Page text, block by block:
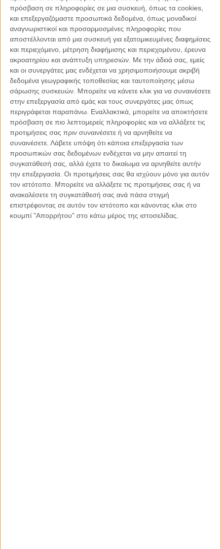
πρόσβαση σε πληροφορίες σε μια συσκευή, όπως τα cookies,
και επεξεργαζόμαστε προσωπικά δεδομένα, όπως μοναδικοί
αναγνωριστικοί και προσαρμοσμένες πληροφορίες που
αποστέλλονται από μια συσκευή για εξατομικευμένες διαφημίσεις
και περιεχόμενο, μέτρηση διαφήμισης και περιεχομένου, έρευνα
ακροατηρίου και ανάπτυξη υπηρεσιών. Με την άδειά σας, εμείς
και οι συνεργάτες μας ενδέχεται να χρησιμοποιήσουμε ακριβή
δεδομένα γεωγραφικής τοποθεσίας και ταυτοποίησης μέσω
σάρωσης συσκευών. Μπορείτε να κάνετε κλικ για να συναινέσετε
στην επεξεργασία από εμάς και τους συνεργάτες μας όπως
περιγράφεται παραπάνω. Εναλλακτικά, μπορείτε να αποκτήσετε
πρόσβαση σε πιο λεπτομερείς πληροφορίες και να αλλάξετε τις
προτιμήσεις σας πριν συναινέσετε ή να αρνηθείτε να
συναινέσετε. Λάβετε υπόψη ότι κάποια επεξεργασία των
προσωπικών σας δεδομένων ενδέχεται να μην απαιτεί τη
συγκατάθεσή σας, αλλά έχετε το δικαίωμα να αρνηθείτε αυτήν
την επεξεργασία. Οι προτιμήσεις σας θα ισχύουν μόνο για αυτόν
τον ιστότοπο. Μπορείτε να αλλάξετε τις προτιμήσεις σας ή να
ανακαλέσετε τη συγκατάθεσή σας ανά πάσα στιγμή
επιστρέφοντας σε αυτόν τον ιστότοπο και κάνοντας κλικ στο
κουμπί "Απορρήτου" στο κάτω μέρος της ιστοσελίδας.
Παράλληλα, διασφαλίζεται ότι οι ιατρικές μονάδες στην
περιοχή (κινητές και μη) μπορούν να παρέχουν
αποτελεσματική φροντίδα. Στο πλαίσιο αυτό, οι μονάδες
εφοδιάζονται με φάρμακα, αναλώσιμα και ιατρικό
εξοπλισμού. Στόχος είναι επίσης η αντιμετώπιση της
εκτεταμένης ψυχολογικής πίεσης με την άμεσηπαροχή
ψυχολογικής υποστήριξης σε όσους έχουν πληγεί από τη
φυσική καταστροφή.
«Αυτό που αντιμετωπίζουμε είναι μια κλιμακούμενη, έκτακτη
ανάγκη, που προκλήθηκε από μια μεγάλης κλίμακας φυσική
καταστροφή, και εξελίσσεται σε μιαμακρoχρόνια κρίση
σοβαρές συνέπειες στον πληγέντα πληθυσμό δηλώνει ο
Απόστολος Βείζης, Εκτελεστικός Διευθυντής της INTERSOS –
Πρέπει να δεσμευτούμε ότι θα διασφαλίσουμε τη συνέχεια της
ανθρωπιστικής υποστήριξης και θα συνεχίσουμε να
ενημερώνουμε την κοινή γνώμη, για να μην ξεχάσουμε τις